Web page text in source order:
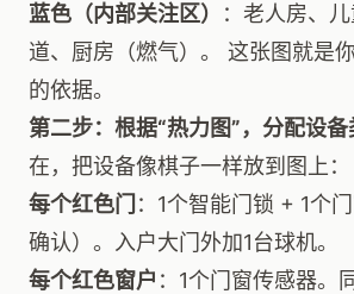
蓝色（内部关注区）
：老人房、
道、厨房（燃气）。 这张图就是
的依据。
第二步：根据“热力图”，分配设
在，把设备像棋子一样放到图上：
每个红色门 ：1个智能门锁 + 1个
确认）。入户大门外加1台球机。
每个红色窗户 ：1个门窗传感器。